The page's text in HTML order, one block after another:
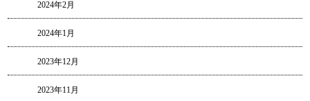
2024年2月
2024年1月
2023年12月
2023年11月